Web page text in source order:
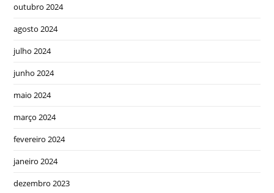
outubro 2024
agosto 2024
julho 2024
junho 2024
maio 2024
março 2024
fevereiro 2024
janeiro 2024
dezembro 2023